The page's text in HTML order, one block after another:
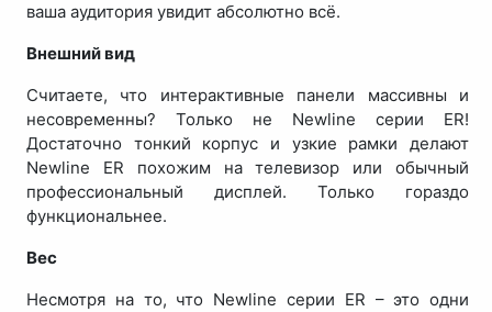
ваша аудитория увидит абсолютно всё.
Внешний вид
Считаете, что интерактивные панели массивны и
несовременны? Только не Newline серии ER!
Достаточно тонкий корпус и узкие рамки делают
Newline ER похожим на телевизор или обычный
профессиональный дисплей. Только гораздо
функциональнее.
Вес
Несмотря на то, что Newline серии ER – это одни